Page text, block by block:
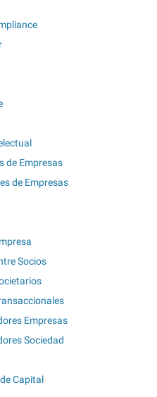
de Empresas
de Empresas
Socios
Empresas
Sociedad
Capital